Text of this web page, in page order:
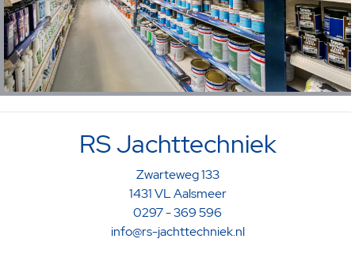
RS Jachttechniek
Zwarteweg 133
1431 VL Aalsmeer
0297 - 369 596
info@rs-jachttechniek.nl